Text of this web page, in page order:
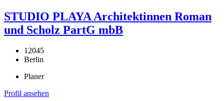
STUDIO PLAYA Architektinnen Roman
und Scholz PartG mbB
12045
Berlin
Planer
Profil ansehen